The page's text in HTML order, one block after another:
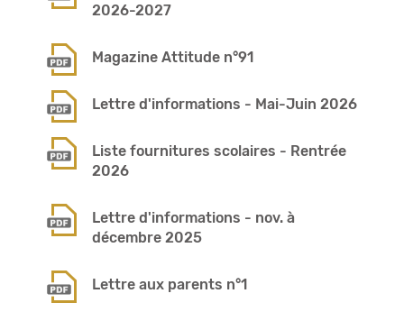
2026-2027
Magazine Attitude n°91
Lettre d'informations - Mai-Juin 2026
Liste fournitures scolaires - Rentrée
2026
Lettre d'informations - nov. à
décembre 2025
Lettre aux parents n°1